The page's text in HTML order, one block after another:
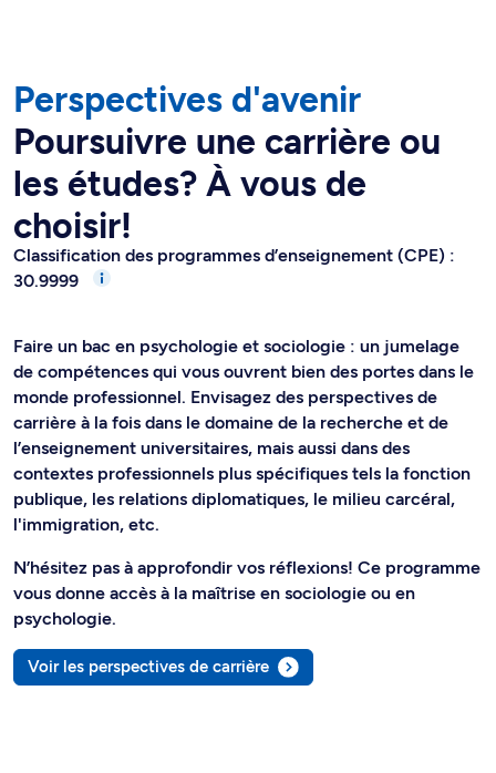
Perspectives d'avenir
Poursuivre une carrière ou
les études? À vous de
choisir!
Classification des programmes d’enseignement (CPE) :
30.9999
Faire un bac en psychologie et sociologie : un jumelage
de compétences qui vous ouvrent bien des portes dans le
monde professionnel. Envisagez des perspectives de
carrière à la fois dans le domaine de la recherche et de
l’enseignement universitaires, mais aussi dans des
contextes professionnels plus spécifiques tels la fonction
publique, les relations diplomatiques, le milieu carcéral,
l'immigration, etc.
N’hésitez pas à approfondir vos réflexions! Ce programme
vous donne accès à la maîtrise en sociologie ou en
psychologie.
Voir les perspectives de carrière